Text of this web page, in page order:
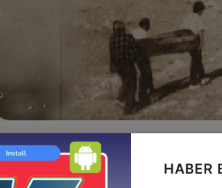
HABER
Musa Anter, halk arasında sevgiyle “Apê
zamanda bir yazar, şair ve hak savunucusu